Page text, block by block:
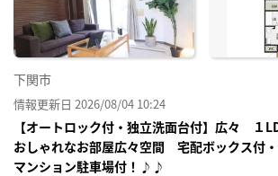
下関市
情報更新日 2026/08/04 10:24
【オートロック付・独立洗面台付】広々
おしゃれなお部屋広々空間 宅配ボックス付
マンション駐車場付！♪♪